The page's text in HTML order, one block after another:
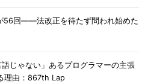
56回――法改正を待たず問われ始めた
語じゃない」あるプログラマーの主張
理由：867th Lap